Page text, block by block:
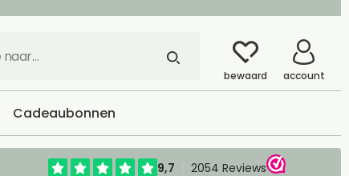
bewaard account
Cadeaubonnen